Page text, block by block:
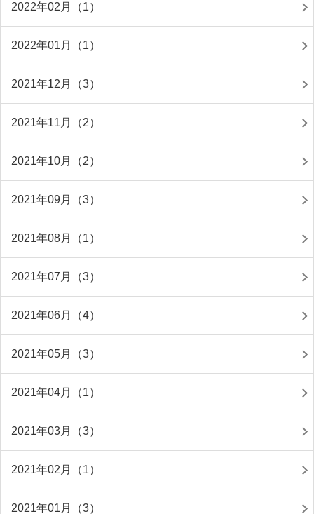
2022年02月（1）
2022年01月（1）
2021年12月（3）
2021年11月（2）
2021年10月（2）
2021年09月（3）
2021年08月（1）
2021年07月（3）
2021年06月（4）
2021年05月（3）
2021年04月（1）
2021年03月（3）
2021年02月（1）
2021年01月（3）